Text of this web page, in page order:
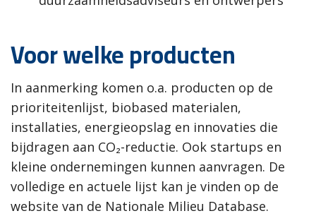
Voor welke producten
In aanmerking komen o.a. producten op de
prioriteitenlijst, biobased materialen,
installaties, energieopslag en innovaties die
bijdragen aan CO₂-reductie. Ook startups en
kleine ondernemingen kunnen aanvragen. De
volledige en actuele lijst kan je vinden op de
website van de Nationale Milieu Database.